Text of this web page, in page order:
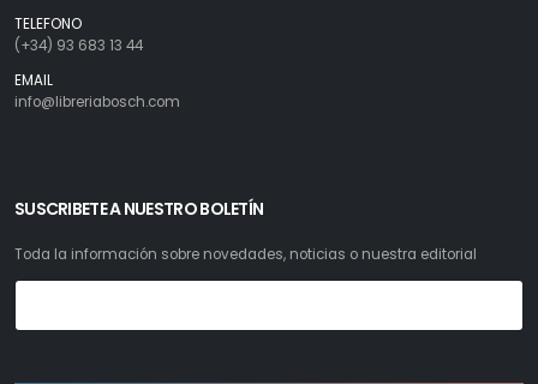
TELEFONO
(+34) 93 683 13 44
EMAIL
info@libreriabosch.com
SUSCRIBETE A NUESTRO BOLETÍN
Toda la información sobre novedades, noticias o nuestra editorial